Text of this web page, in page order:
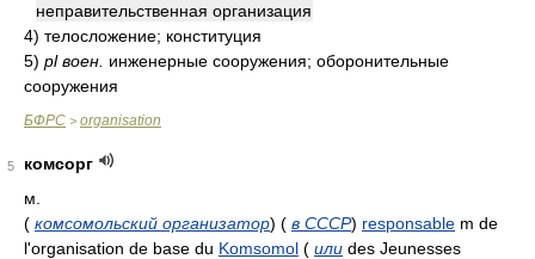
неправительственная организация
4) телосложение; конституция
5) pl воен. инженерные сооружения; оборонительные
сооружения
БФРС > organisation
5
комсорг
м.
( комсомольский организатор) ( в СССР) responsable m de
l'organisation de base du Komsomol ( или des Jeunesses